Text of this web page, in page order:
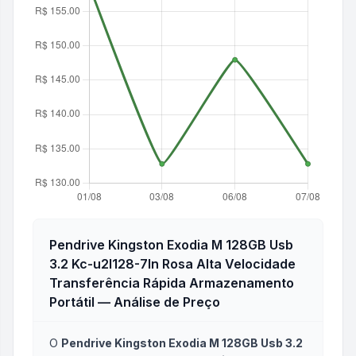
Pendrive Kingston Exodia M 128GB Usb
3.2 Kc-u2l128-7ln Rosa Alta Velocidade
Transferência Rápida Armazenamento
Portátil — Análise de Preço
O Pendrive Kingston Exodia M 128GB Usb 3.2